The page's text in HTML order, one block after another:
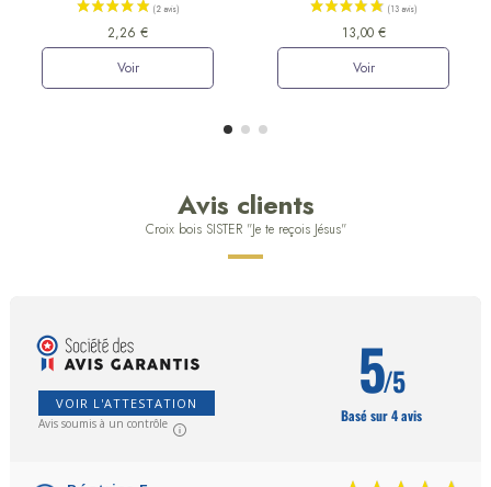
2,26 €
Voir
13,00 €
Voir
Avis clients
Croix bois SISTER "Je te reçois Jésus"
VOIR L'ATTESTATION
Avis soumis à un contrôle
5/5
Basé sur 4 avis